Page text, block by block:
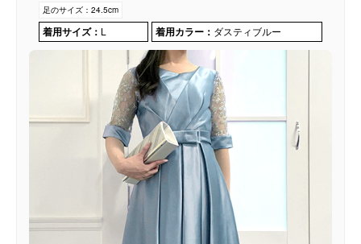
足のサイズ： 24.5cm
着用サイズ： L 着用カラー： ダスティブルー